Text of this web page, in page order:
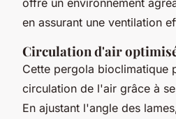
en assurant une ventilation
Circulation d'air
Cette pergola bioclimatique
circulation de l'air grâce à
En ajustant l'angle des